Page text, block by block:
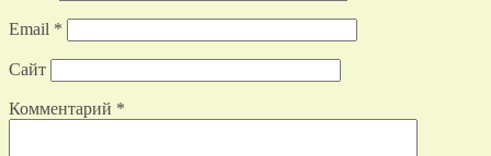
Email *
Сайт
Комментарий *